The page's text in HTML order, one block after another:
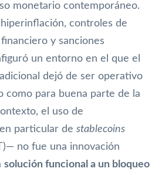
monetario contemporáneo.
controles de
y sanciones
un entorno en el que el
dejó de ser operativo
como para buena parte de la
el uso de
particular de stablecoins
no fue una innovación
solución funcional a un bloqueo